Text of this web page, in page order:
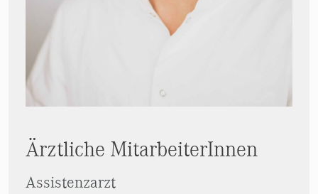
Ärztliche MitarbeiterInnen
Assistenzarzt